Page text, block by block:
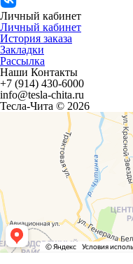
Личный кабинет
Личный кабинет
История заказа
Закладки
Рассылка
Наши Контакты
+7 (914) 430-6000
info@tesla-chita.ru
Тесла-Чита © 2026